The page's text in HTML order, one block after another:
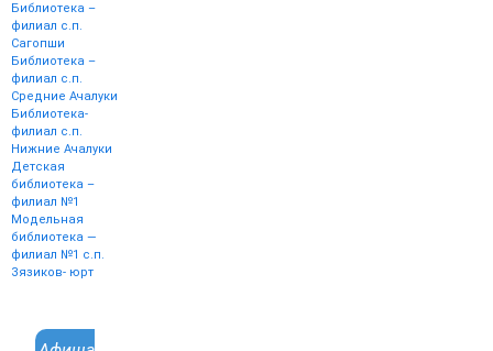
Библиотека –
филиал с.п.
Сагопши
Библиотека –
филиал с.п.
Средние Ачалуки
Библиотека-
филиал с.п.
Нижние Ачалуки
Детская
библиотека –
филиал №1
Модельная
библиотека —
филиал №1 с.п.
Зязиков- юрт